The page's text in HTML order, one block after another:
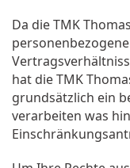
Da die TMK
hat die TMK
grundsätzlich ein
verarbeiten was